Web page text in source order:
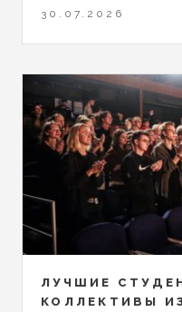
30.07.2026
ЛУЧШИЕ
КОЛЛЕКТИВЫ